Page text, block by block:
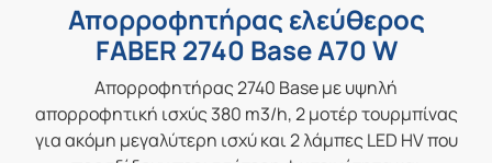
Απορροφητήρας ελεύθερος
FABER 2740 Base A70 W
Απορροφητήρας 2740 Base με υψηλή
απορροφητική ισχύς 380 m3/h, 2 μοτέρ τουρμπίνας
για ακόμη μεγαλύτερη ισχύ και 2 λάμπες LED HV που